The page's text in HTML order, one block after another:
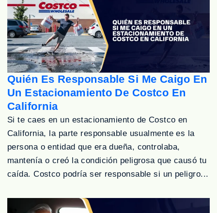
Quién Es Responsable Si Me Caigo En
Un Estacionamiento De Costco En
California
Si te caes en un estacionamiento de Costco en
California, la parte responsable usualmente es la
persona o entidad que era dueña, controlaba,
mantenía o creó la condición peligrosa que causó tu
caída. Costco podría ser responsable si un peligro...